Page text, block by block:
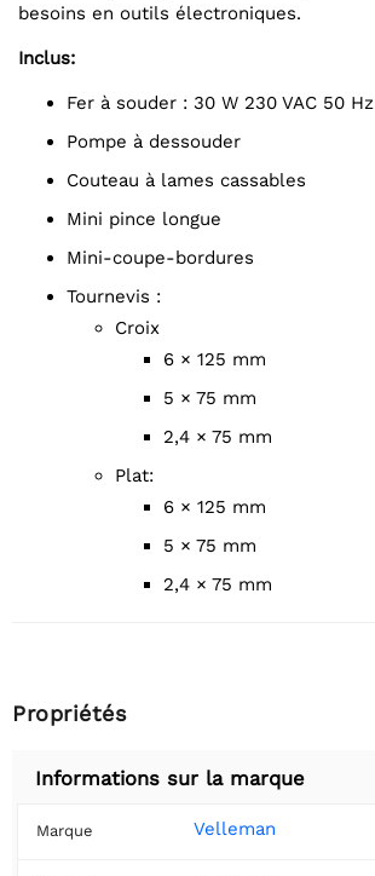
besoins en outils électroniques.
Inclus:
Fer à souder : 30 W 230 VAC 50 Hz
Pompe à dessouder
Couteau à lames cassables
Mini pince longue
Mini-coupe-bordures
Tournevis :
Croix
6 × 125 mm
5 × 75 mm
2,4 × 75 mm
Plat:
6 × 125 mm
5 × 75 mm
2,4 × 75 mm
Propriétés
Informations sur la marque
Marque Velleman